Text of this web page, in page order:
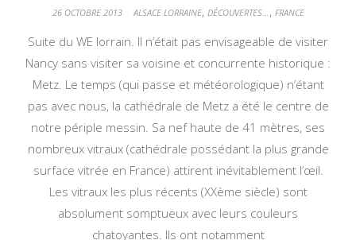
26 OCTOBRE 2013 ALSACE LORRAINE, DÉCOUVERTES..., FRANCE
Suite du WE lorrain. Il n’était pas envisageable de visiter
Nancy sans visiter sa voisine et concurrente historique :
Metz. Le temps (qui passe et météorologique) n’étant
pas avec nous, la cathédrale de Metz a été le centre de
notre périple messin. Sa nef haute de 41 mètres, ses
nombreux vitraux (cathédrale possédant la plus grande
surface vitrée en France) attirent inévitablement l’œil.
Les vitraux les plus récents (XXème siècle) sont
absolument somptueux avec leurs couleurs
chatoyantes. Ils ont notamment